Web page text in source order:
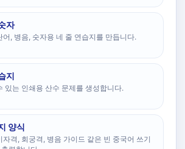
자
어, 병음, 숫자용 네 줄 연습지를 만듭니다.
지
있는 인쇄용 산수 문제를 생성합니다.
양식
자격, 회궁격, 병음 가이드 같은 빈 중국어 쓰기